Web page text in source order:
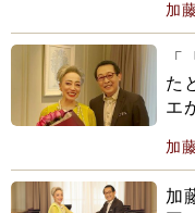
い
加
た
エ
加
加